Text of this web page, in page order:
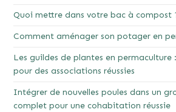
Quoi mettre dans votre bac à compost
Comment aménager son potager en
Les guildes de plantes en permaculture
pour des associations réussies
Intégrer de nouvelles poules dans un
complet pour une cohabitation réussie